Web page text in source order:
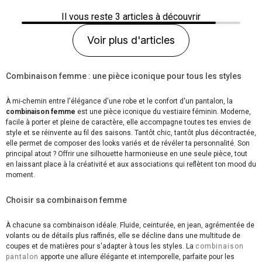
Il vous reste 3 articles à découvrir
Voir plus d'articles
Combinaison femme : une pièce iconique pour tous les styles
À mi-chemin entre l'élégance d'une robe et le confort d'un pantalon, la
combinaison femme est une pièce iconique du vestiaire féminin. Moderne,
facile à porter et pleine de caractère, elle accompagne toutes tes envies de
style et se réinvente au fil des saisons. Tantôt chic, tantôt plus décontractée,
elle permet de composer des looks variés et de révéler ta personnalité. Son
principal atout ? Offrir une silhouette harmonieuse en une seule pièce, tout
en laissant place à la créativité et aux associations qui reflètent ton mood du
moment.
Choisir sa combinaison femme
À chacune sa combinaison idéale. Fluide, ceinturée, en jean, agrémentée de
volants ou de détails plus raffinés, elle se décline dans une multitude de
coupes et de matières pour s'adapter à tous les styles. La combinaison
pantalon apporte une allure élégante et intemporelle, parfaite pour les